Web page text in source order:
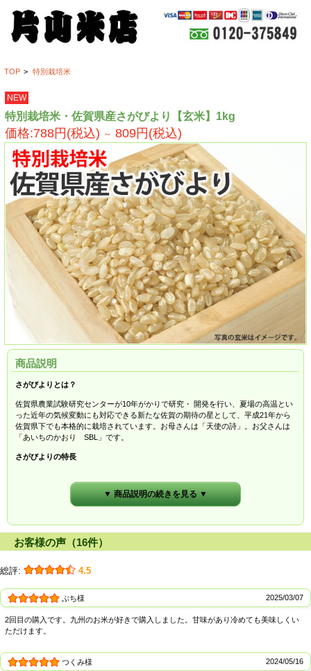
TOP > 特別栽培米
NEW
特別栽培米・佐賀県産さがびより【玄米】1kg
価格:788円(税込) ～ 809円(税込)
商品説明
さがびよりとは？
佐賀県農業試験研究センターが10年がかりで研究・ 開発を行い、夏場の高温とい
った近年の気候変動にも対応できる新たな佐賀の期待の星として、平成21年から
佐賀県下でも本格的に栽培されています。お母さんは「天使の詩」。お父さんは
「あいちのかおり SBL」です。
さがびよりの特長
粒が大きくしっかり
甘み・香りがよい
さがびよりのネーミング
佐賀のおだやかな気候、肥沃な大地、豊かな水、豊潤な自然の恵みを生かして、
も知恵と努力を重ね、やっと迎えた収穫の日は、この上なく晴れやかな佐賀日
りです。
５年連続特A受賞中
「さがびより」は、日本穀物検定協会の「米の食味ランキング」で、22年産、23
特別栽培米
▼ 商品説明の続きを見る ▼
お客様の声（16件）
総評: 4.5
ぶち様 2025/03/07
2回目の購入です。九州のお米が好きで購入しました。甘味があり冷めても美味しくい
ただけます。
つくみ様 2024/05/16